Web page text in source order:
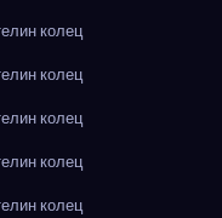
колец
колец
колец
колец
колец